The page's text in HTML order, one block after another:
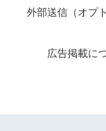
外部送信（オプ
広告掲載に